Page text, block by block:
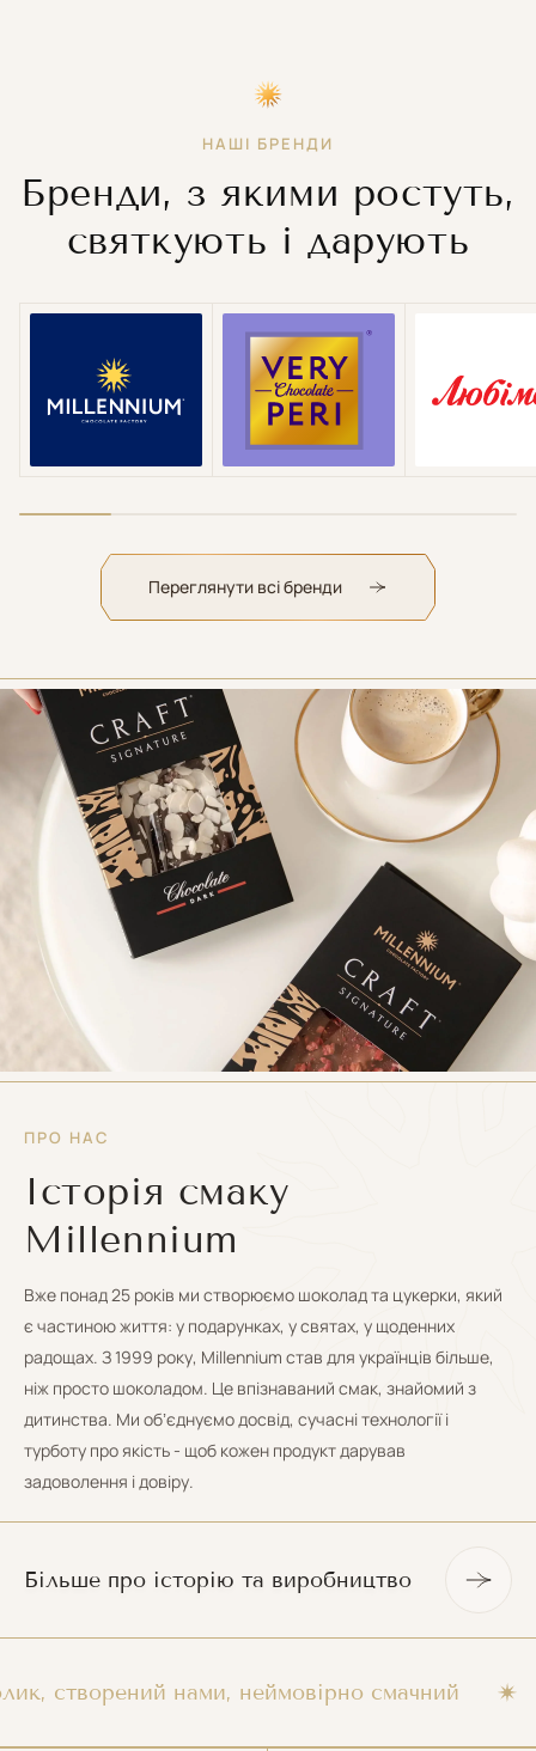
НАШІ БРЕНДИ
Бренди, з якими ростуть,
святкують і дарують
Переглянути всі бренди
ПРО НАС
Історія смаку
Millennium
Вже понад 25 років ми створюємо шоколад та цукерки, який
є частиною життя: у подарунках, у святах, у щоденних
радощах. З 1999 року, Millennium став для українців більше,
ніж просто шоколадом. Це впізнаваний смак, знайомий з
дитинства. Ми обʼєднуємо досвід, сучасні технології і
турботу про якість - щоб кожен продукт дарував
задоволення і довіру.
Більше про історію та виробництво
нами, неймовірно смачний Ми